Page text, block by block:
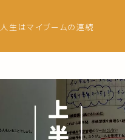
人生はマイブームの連続
トッ